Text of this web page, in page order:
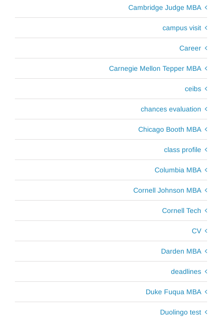
Cambridge Judge MBA
campus visit
Career
Carnegie Mellon Tepper MBA
ceibs
chances evaluation
Chicago Booth MBA
class profile
Columbia MBA
Cornell Johnson MBA
Cornell Tech
CV
Darden MBA
deadlines
Duke Fuqua MBA
Duolingo test